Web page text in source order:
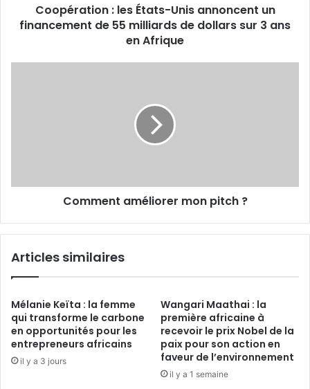
milliards
Coopération : les États-Unis annoncent un
financement de 55 milliards de dollars sur 3 ans
en Afrique
Comment améliorer mon pitch ?
Articles similaires
Mélanie Keïta : la femme
qui transforme le carbone
en opportunités pour les
entrepreneurs africains
il y a 3 jours
Wangari Maathai : la
première africaine à
recevoir le prix Nobel de la
paix pour son action en
faveur de l’environnement
il y a 1 semaine